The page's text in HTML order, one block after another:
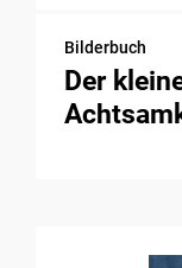
Bilderbuch
Der